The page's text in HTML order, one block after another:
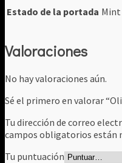
Estado de la portada Mint
Valoraciones
No hay valoraciones aún.
Sé el primero en valorar
Tu dirección de correo
campos obligatorios están
Tu puntuación